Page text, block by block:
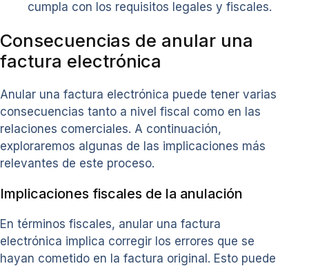
cumpla con los requisitos legales y fiscales.
Consecuencias de anular una
factura electrónica
Anular una factura electrónica puede tener varias
consecuencias tanto a nivel fiscal como en las
relaciones comerciales. A continuación,
exploraremos algunas de las implicaciones más
relevantes de este proceso.
Implicaciones fiscales de la anulación
En términos fiscales, anular una factura
electrónica implica corregir los errores que se
hayan cometido en la factura original. Esto puede